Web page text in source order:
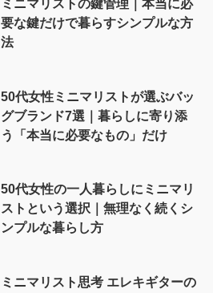
ミニマリストの鍵管理｜本当に必
要な鍵だけで暮らすシンプルな方
法
50代女性ミニマリストが選ぶバッ
グブランド7選｜暮らしに寄り添
う「本当に必要なもの」だけ
50代女性の一人暮らしにミニマリ
ストという選択｜無理なく続くシ
ンプルな暮らし方
ミニマリスト思考 エレキギターの